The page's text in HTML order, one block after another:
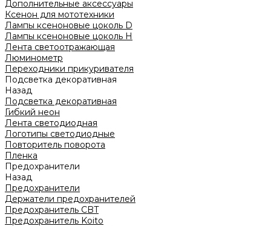
Дополнительные аксессуары
Ксенон для мототехники
Лампы ксеноновые цоколь D
Лампы ксеноновые цоколь H
Лента светоотражающая
Люминометр
Переходники прикуривателя
Подсветка декоративная
Назад
Подсветка декоративная
Гибкий неон
Лента светодиодная
Логотипы светодиодные
Повторитель поворота
Пленка
Предохранители
Назад
Предохранители
Держатели предохранителей
Предохранитель CBT
Предохранитель Koito